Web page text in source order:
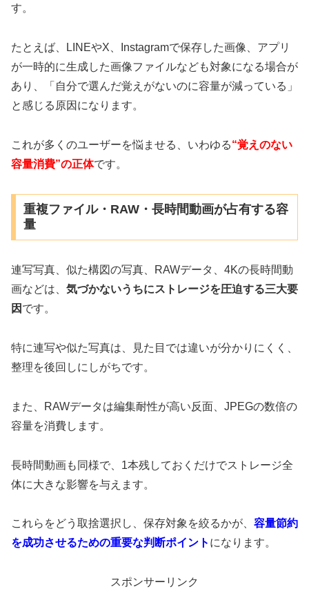
す。
たとえば、LINEやX、Instagramで保存した画像、アプリ
が一時的に生成した画像ファイルなども対象になる場合が
あり、「自分で選んだ覚えがないのに容量が減っている」
と感じる原因になります。
これが多くのユーザーを悩ませる、いわゆる“覚えのない
容量消費”の正体です。
重複ファイル・RAW・長時間動画が占有する容
量
連写写真、似た構図の写真、RAWデータ、4Kの長時間動
画などは、 気づかないうちにストレージを圧迫する三大要
因 です。
特に連写や似た写真は、見た目では違いが分かりにくく、
整理を後回しにしがちです。
また、RAWデータは編集耐性が高い反面、JPEGの数倍の
容量を消費します。
長時間動画も同様で、1本残しておくだけでストレージ全
体に大きな影響を与えます。
これらをどう取捨選択し、保存対象を絞るかが、 容量節約
を成功させるための重要な判断ポイント になります。
スポンサーリンク